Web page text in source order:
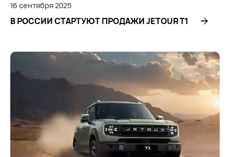
16 сентября2025
В РОССИИ СТАРТУЮТ ПРОДАЖИ JETOUR Т1